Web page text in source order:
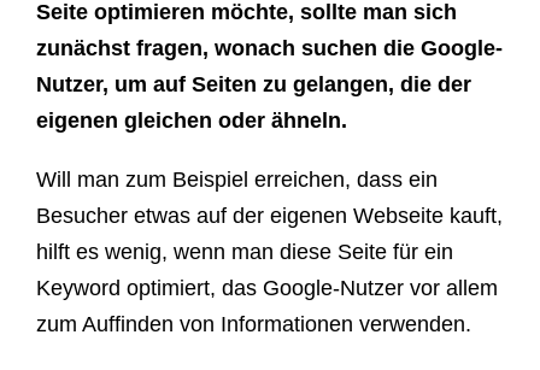
Seite optimieren möchte, sollte man sich
zunächst fragen, wonach suchen die Google-
Nutzer, um auf Seiten zu gelangen, die der
eigenen gleichen oder ähneln.
Will man zum Beispiel erreichen, dass ein
Besucher etwas auf der eigenen Webseite kauft,
hilft es wenig, wenn man diese Seite für ein
Keyword optimiert, das Google-Nutzer vor allem
zum Auffinden von Informationen verwenden.